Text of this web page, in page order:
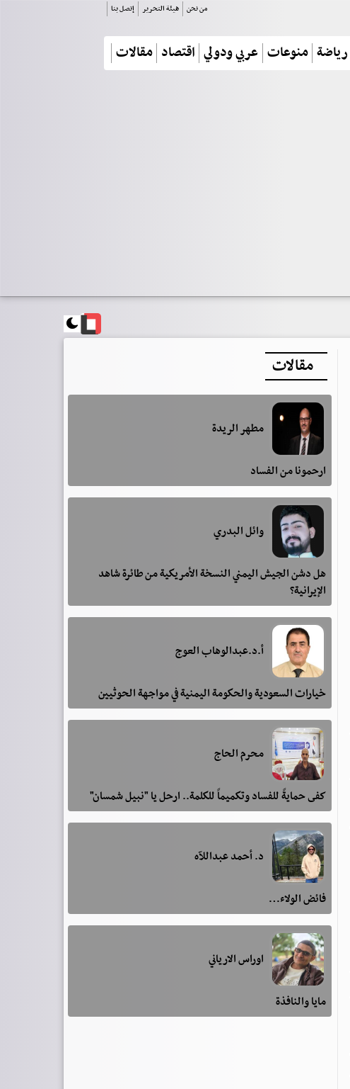
من نحن هيئة التحرير إتصل بنا
رياضة منوعات عربي ودولي اقتصاد مقالات
مقالات
مطهر الريدة
ارحمونا من الفساد
وائل البدري
هل دشن الجيش اليمني النسخة الأمريكية من طائرة شاهد
الإيرانية؟
أ.د.عبدالوهاب العوج
خيارات السعودية والحكومة اليمنية في مواجهة الحوثيين
محرم الحاج
كفى حمايةً للفساد وتكميماً للكلمة.. ارحل يا "نبيل شمسان"
د. أحمد عبداللآه
فائض الولاء…
اوراس الارياني
مايا والنافذة